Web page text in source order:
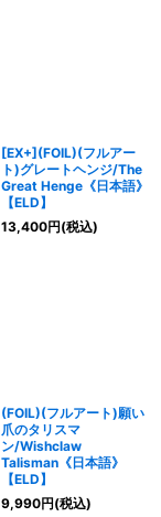
[EX+](FOIL)(フルアー
ト)グレートヘンジ/The
Great Henge《日本語》
【ELD】
13,400円(税込)
(FOIL)(フルアート)願い
爪のタリスマ
ン/Wishclaw
Talisman《日本語》
【ELD】
9,990円(税込)